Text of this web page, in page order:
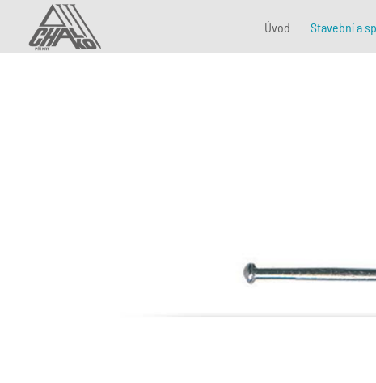
Úvod Stavební a